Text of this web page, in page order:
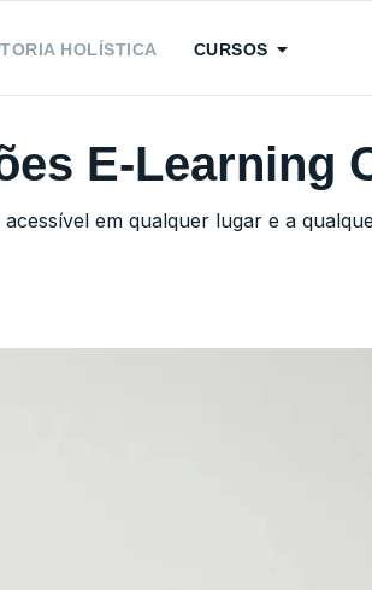
HOLÍSTICA CURSOS
E-Learning
em qualquer lugar e a